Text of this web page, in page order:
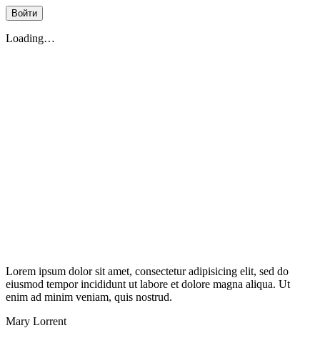
Loading…
Lorem ipsum dolor sit amet, consectetur adipisicing elit, sed do
eiusmod tempor incididunt ut labore et dolore magna aliqua. Ut
enim ad minim veniam, quis nostrud.
Mary Lorrent